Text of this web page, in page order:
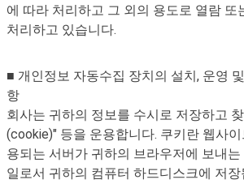
에 따라 처리하고 그 외의 용도로 열람 또
처리하고 있습니다.
■ 개인정보 자동수집 장치의 설치, 운영
항
회사는 귀하의 정보를 수시로 저장하고 찾
(cookie)" 등을 운용합니다. 쿠키란 웹사이
용되는 서버가 귀하의 브라우저에 보내
일로서 귀하의 컴퓨터 하드디스크에 저장